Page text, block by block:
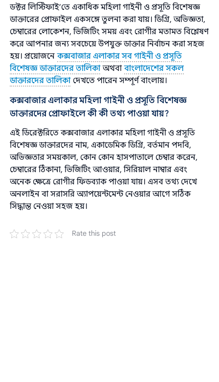
ডক্টর লিস্টিফাই’তে একাধিক মহিলা গাইনী ও প্রসূতি বিশেষজ্ঞ
ডাক্তারের প্রোফাইল একসঙ্গে তুলনা করা যায়। ডিগ্রি, অভিজ্ঞতা,
চেম্বারের লোকেশন, ভিজিটিং সময় এবং রোগীর মতামত বিশ্লেষণ
করে আপনার জন্য সবচেয়ে উপযুক্ত ডাক্তার নির্বাচন করা সহজ
হয়। প্রয়োজনেকক্সবাজার এলাকার সব গাইনী ও প্রসূতি
বিশেষজ্ঞ ডাক্তারদের তালিকাঅথবাবাংলাদেশের সকল
ডাক্তারদের তালিকা দেখতে পারেন সম্পূর্ণ বাংলায়।
কক্সবাজার এলাকার মহিলা গাইনী ও প্রসূতি বিশেষজ্ঞ
ডাক্তারদের প্রোফাইলে কী কী তথ্য পাওয়া যায়?
এই ডিরেক্টরিতে কক্সবাজার এলাকার মহিলা গাইনী ও প্রসূতি
বিশেষজ্ঞ ডাক্তারদের নাম, একাডেমিক ডিগ্রি, বর্তমান পদবি,
অভিজ্ঞতার সময়কাল, কোন কোন হাসপাতালে চেম্বার করেন,
চেম্বারের ঠিকানা, ভিজিটিং আওয়ার, সিরিয়াল নাম্বার এবং
অনেক ক্ষেত্রে রোগীর ফিডব্যাক পাওয়া যায়। এসব তথ্য দেখে
অনলাইন বা সরাসরি অ্যাপয়েন্টমেন্ট নেওয়ার আগে সঠিক
সিদ্ধান্ত নেওয়া সহজ হয়।
Rate this post